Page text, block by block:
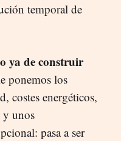
temporal de
ya de construir
ponemos los
costes energéticos,
y unos
pasa a ser